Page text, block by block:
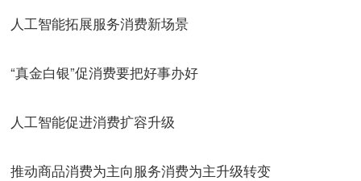
人工智能拓展服务消费新场景
“真金白银”促消费要把好事办好
人工智能促进消费扩容升级
推动商品消费为主向服务消费为主升级转变